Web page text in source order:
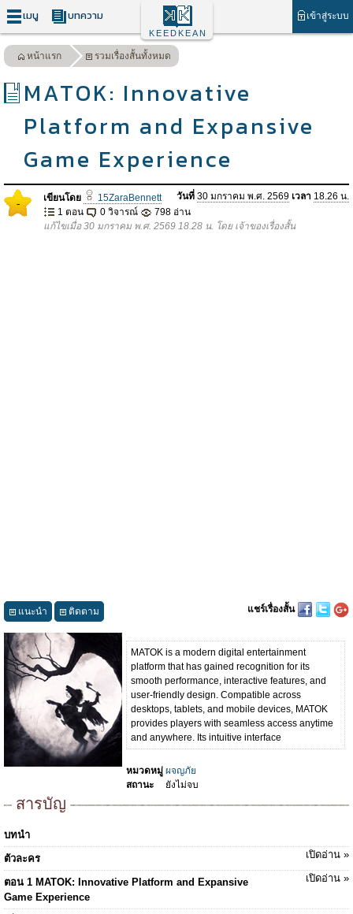
เมนู บทความ เข้าสู่ระบบ
KEEDKEAN
หน้าแรก รวมเรื่องสั้นทั้งหมด
MATOK: Innovative
Platform and Expansive
Game Experience
- เขียนโดย 15ZaraBennett วันที่ 30 มกราคม พ.ศ. 2569 เวลา 18.26 น.
1 ตอน
0 วิจารณ์
798 อ่าน
แก้ไขเมื่อ 30 มกราคม พ.ศ. 2569 18.28 น. โดย เจ้าของเรื่องสั้น
แนะนำ ติดตาม แชร์เรื่องสั้น
MATOK is a modern digital entertainment
platform that has gained recognition for its
smooth performance, interactive features, and
user-friendly design. Compatible across
desktops, tablets, and mobile devices, MATOK
provides players with seamless access anytime
and anywhere. Its intuitive interface
หมวดหมู่ ผจญภัย
สถานะ
ยังไม่จบ
สารบัญ
บทนำ
ตัวละคร
เปิดอ่าน »
ตอน 1 MATOK: Innovative Platform and Expansive
Game Experience
เปิดอ่าน »